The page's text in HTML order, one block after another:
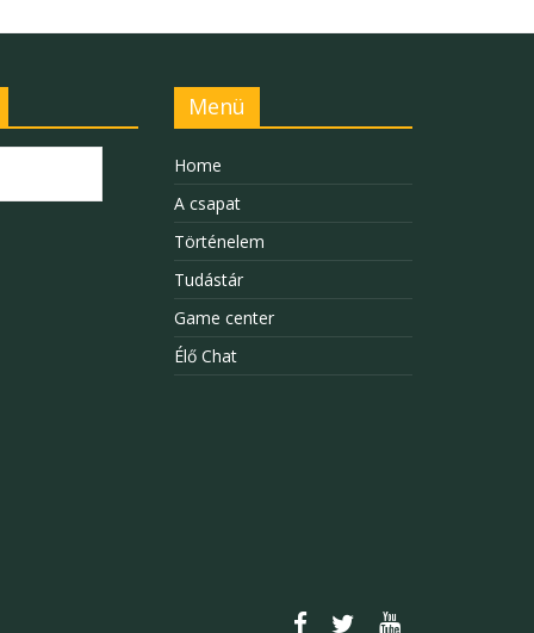
Menü
Home
A csapat
Történelem
Tudástár
Game center
Élő Chat